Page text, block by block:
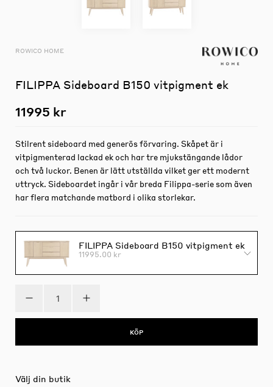
ROWICO HOME
FILIPPA Sideboard B150 vitpigment ek
11995 kr
Stilrent sideboard med generös förvaring. Skåpet är i
vitpigmenterad lackad ek och har tre mjukstängande lådor
och två luckor. Benen är lätt utställda vilket ger ett modernt
uttryck. Sideboardet ingår i vår breda Filippa-serie som även
har flera matchande matbord i olika storlekar.
FILIPPA Sideboard B150 vitpigment ek
11995.00 kr
KÖP
Välj din butik